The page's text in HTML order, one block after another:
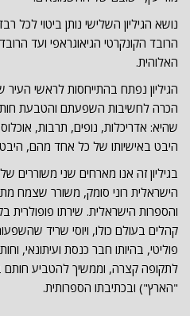
נושא הגיליון השלישי נותן ביטוי לכל
הרובד הקונקרטי הגיאוגראפי ועד
האלוהית.
הגיליון נפתח בהתייחסות לראשי העיר
הכרה לחשיבות השפעתם והטבעת
שהיא: אדריכלות, נופים, תרבות,
היבט באישיותו של כל אחד מהם,
בגיליון זה אנו מארחים שני
הישראלית רוני סומק, משורר שצמח
והספרות הישראלית. שירתו פופולרית
קהלים בעולם כולו, ויוסי שריד
פוליטי, בהיותו חבר כנסת ועיתונאי,
לתקופה קצרה, וממשיך להטביע חותם
"הארץ") ובכתיבתו הספרותית.